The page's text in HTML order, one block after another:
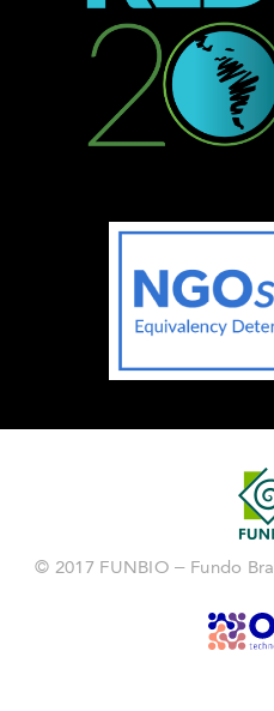
© 2017 FUNBIO – Fundo